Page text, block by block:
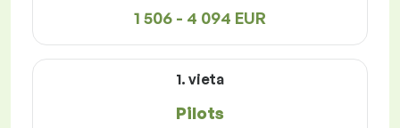
1 506 - 4 094 EUR
1. vieta
Pilots